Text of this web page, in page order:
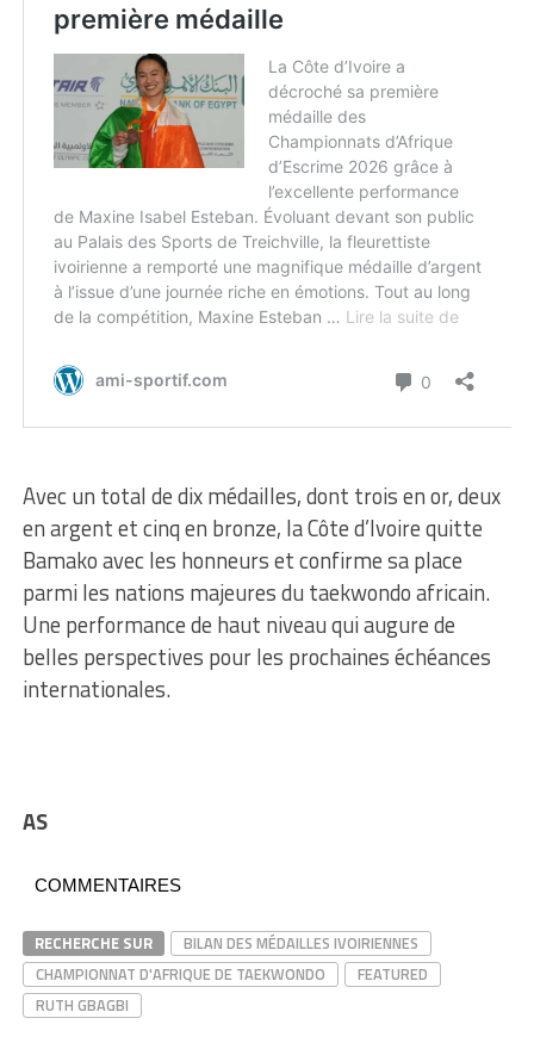
Avec un total de dix médailles, dont trois en or, deux
en argent et cinq en bronze, la Côte d’Ivoire quitte
Bamako avec les honneurs et confirme sa place
parmi les nations majeures du taekwondo africain.
Une performance de haut niveau qui augure de
belles perspectives pour les prochaines échéances
internationales.
AS
COMMENTAIRES
RECHERCHE SUR
BILAN DES MÉDAILLES IVOIRIENNES
CHAMPIONNAT D'AFRIQUE DE TAEKWONDO
FEATURED
RUTH GBAGBI